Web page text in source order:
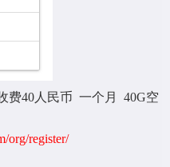
费40人民币 一个月 40G空
org/register/